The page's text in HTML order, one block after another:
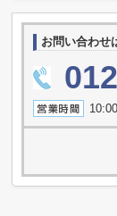
お問い合わせ